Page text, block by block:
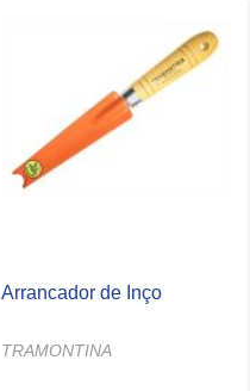
Arrancador de Inço
TRAMONTINA